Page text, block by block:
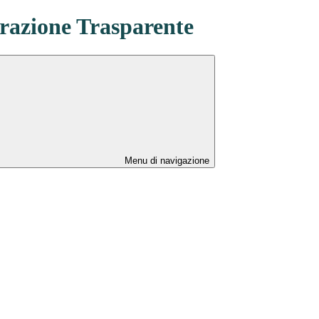
Trasparente
Menu di navigazione